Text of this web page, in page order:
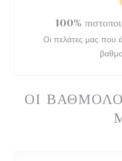
ΟΙ
100%
Οι πελάτες μας που